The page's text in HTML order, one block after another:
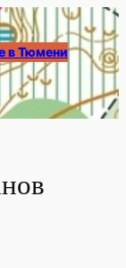
в Тюмени